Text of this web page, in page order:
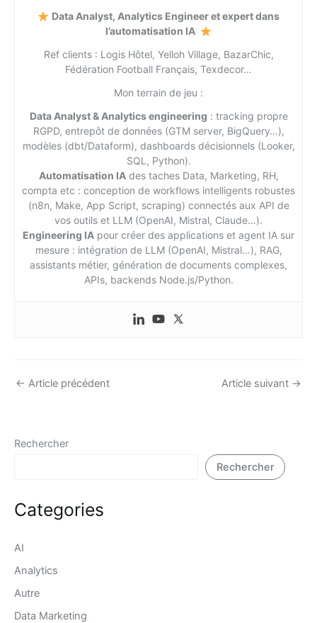
Data Analyst, Analytics Engineer et expert dans
l’automatisation IA
Ref clients : Logis Hôtel, Yelloh Village, BazarChic,
Fédération Football Français, Texdecor…
Mon terrain de jeu :
Data Analyst & Analytics engineering : tracking propre
RGPD, entrepôt de données (GTM server, BigQuery…),
modèles (dbt/Dataform), dashboards décisionnels (Looker,
SQL, Python).
Automatisation IAdes taches Data, Marketing, RH,
compta etc : conception de workflows intelligents robustes
(n8n, Make, App Script, scraping) connectés aux API de
vos outils et LLM (OpenAI, Mistral, Claude…).
Engineering IA pour créer des applications et agent IA sur
mesure : intégration de LLM (OpenAI, Mistral…), RAG,
assistants métier, génération de documents complexes,
APIs, backends Node.js/Python.
← Article précédent Article suivant →
Rechercher
Rechercher
Categories
AI
Analytics
Autre
Data Marketing